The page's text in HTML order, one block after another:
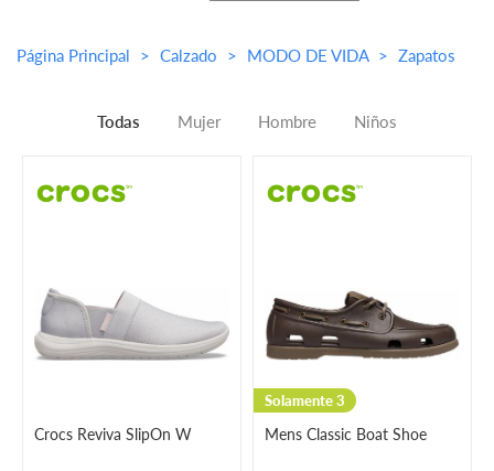
Página Principal Calzado MODO DE VIDA Zapatos
Todas Mujer Hombre Niños
Crocs Reviva SlipOn W
Solamente 3
Mens Classic Boat Shoe